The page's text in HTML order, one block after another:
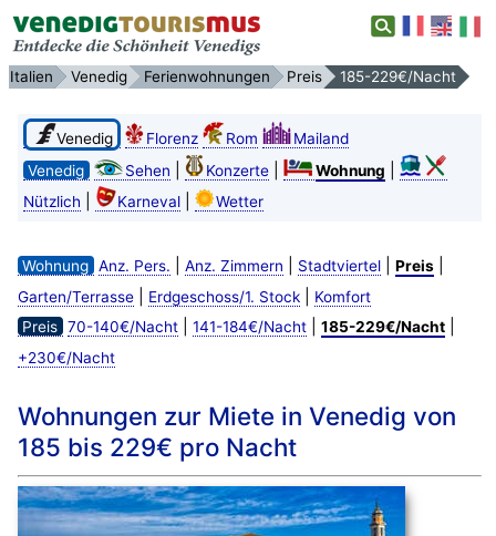
Italien Venedig Ferienwohnungen Preis 185-229€/Nacht
Venedig Florenz Rom
Mailand
Venedig
Sehen Konzerte| Wohnung
Nützlich Karneval| Wetter
Wohnung Anz. Pers. Anz. Zimmern Stadtviertel| Preis|
Garten/Terrasse| Erdgeschoss/1. Stock|
Komfort
Preis 70-140€/Nacht| 141-184€/Nacht| 185-229€/Nacht|
+230€/Nacht
Wohnungen zur Miete in Venedig von
185 bis 229€ pro Nacht